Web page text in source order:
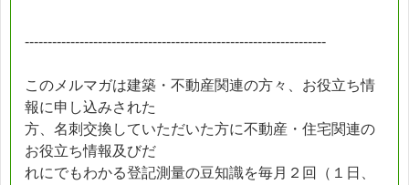
------------------------------------------------------------------
このメルマガは建築・不動産関連の方々、お役立ち情
報に申し込みされた
方、名刺交換していただいた方に不動産・住宅関連の
お役立ち情報及びだ
れにでもわかる登記測量の豆知識を毎月２回（１日、